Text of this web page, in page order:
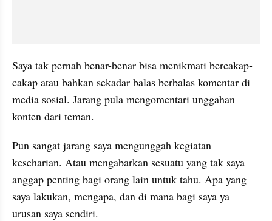
Saya tak pernah benar-benar bisa menikmati bercakap-
cakap atau bahkan sekadar balas berbalas komentar di
media sosial. Jarang pula mengomentari unggahan
konten dari teman.
Pun sangat jarang saya mengunggah kegiatan
keseharian. Atau mengabarkan sesuatu yang tak saya
anggap penting bagi orang lain untuk tahu. Apa yang
saya lakukan, mengapa, dan di mana bagi saya ya
urusan saya sendiri.